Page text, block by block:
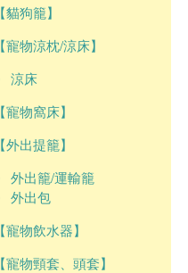
【貓狗籠】
【寵物涼枕/涼床】
涼床
【寵物窩床】
【外出提籠】
外出籠/運輸籠
外出包
【寵物飲水器】
【寵物頸套、頭套】